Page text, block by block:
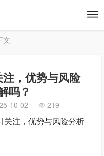
文
，优势与风险
吗？
10-02 219
关注，优势与风险分析